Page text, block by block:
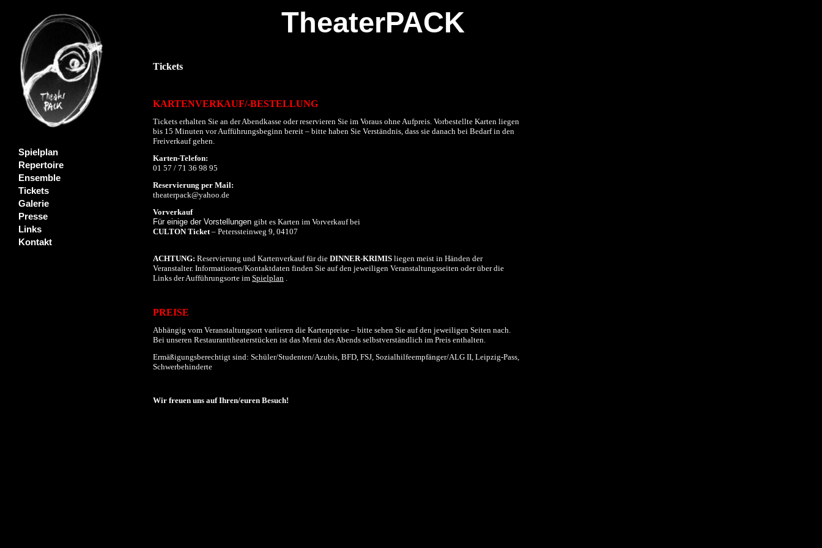
Spielplan
Repertoire
Ensemble
Tickets
Galerie
Presse
Links
Kontakt
TheaterPACK
Tickets
KARTENVERKAUF/-BESTELLUNG
Tickets erhalten Sie an der Abendkasse oder reservieren Sie im Voraus ohne Aufpreis. Vorbestellte Karten liegen
bis 15 Minuten vor Aufführungsbeginn bereit – bitte haben Sie Verständnis, dass sie danach bei Bedarf in den
Freiverkauf gehen.
Karten-Telefon:
01 57 / 71 36 98 95
Reservierung per Mail:
theaterpack@yahoo.de
Vorverkauf
Für einige der Vorstellungen gibt es Karten im Vorverkaufbei
CULTON Ticket– Peterssteinweg 9, 04107
ACHTUNG: Reservierung und Kartenverkauf für die DINNER-KRIMIS liegen meist in Händen der
Veranstalter. Informationen/Kontaktdaten finden Sie auf den jeweiligen Veranstaltungsseiten oder über die
Links derAufführungsorte im Spielplan .
PREISE
Abhängig vom Veranstaltungsort variieren die Kartenpreise – bitte sehen Sie auf den jeweiligen Seiten nach.
Bei unseren Restauranttheaterstücken ist das Menü des Abends selbstverständlich im Preis enthalten.
Ermäßigungsberechtigt sind: Schüler/Studenten/Azubis, BFD, FSJ, Sozialhilfeempfänger/ALG II, Leipzig-Pass,
Schwerbehinderte
Wir freuen uns auf Ihren/euren Besuch!